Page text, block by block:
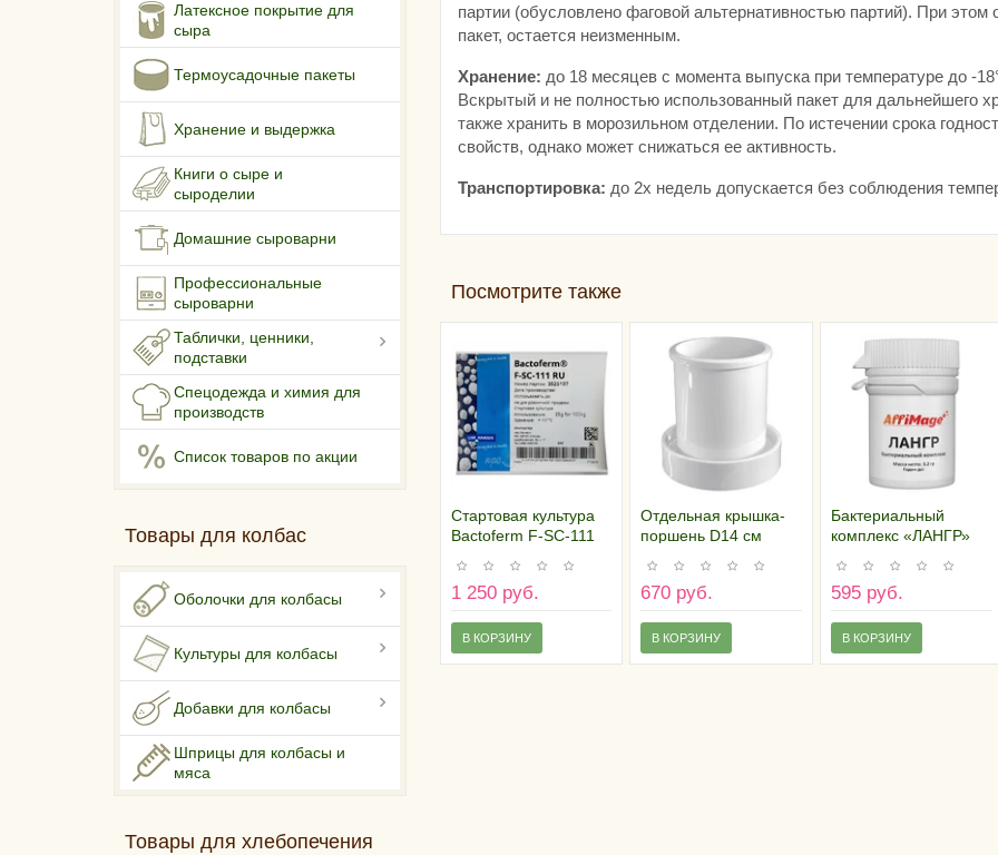
Латексное покрытие для
сыра
Термоусадочные пакеты
Хранение и выдержка
Книги о сыре и
сыроделии
Домашние сыроварни
Профессиональные
сыроварни
Таблички, ценники,
подставки
Спецодежда и химия для
производств
Список товаров по акции
Товары для колбас
Оболочки для колбасы
Культуры для колбасы
Добавки для колбасы
Шприцы для колбасы и
мяса
Товары для хлебопечения
партии (обусловлено фаговой альтернативностью партий). При
пакет, остается неизменным.
Хранение: до 18 месяцев с момента выпуска при температуре до -
Вскрытый и не полностью использованный пакет для дальнейшего
также хранить в морозильном отделении. По истечении срока
свойств, однако может снижаться ее активность.
Транспортировка: до 2х недель допускается без соблюдения
Посмотрите также
Стартовая культура
Bactoferm F-SC-111
1 250 руб.
В КОРЗИНУ
Отдельная крышка-
поршень D14 см
670 руб.
В КОРЗИНУ
Бактериальный
комплекс «ЛАНГР»
литров молока)
595 руб.
В КОРЗИНУ